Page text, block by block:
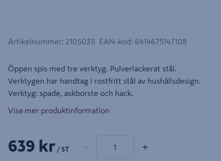
Artikelnummer: 2105031 EAN-kod: 6414675147108
Öppen spis med tre verktyg. Pulverlackerat stål.
Verktygen har handtag i rostfritt stål av hushållsdesign.
Verktyg: spade, askborste och hack.
Visa mer produktinformation
639 kr / ST − +